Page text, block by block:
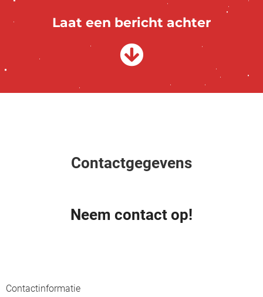
Laat een bericht achter
Contactgegevens
Neem contact op!
Contactinformatie